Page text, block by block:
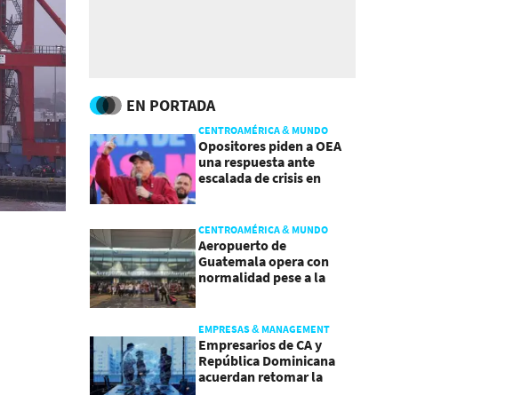
EN PORTADA
CENTROAMÉRICA & MUNDO
Opositores piden a OEA
una respuesta ante
escalada de crisis en
CENTROAMÉRICA & MUNDO
Aeropuerto de
Guatemala opera con
normalidad pese a la
EMPRESAS & MANAGEMENT
Empresarios de CA y
República Dominicana
acuerdan retomar la